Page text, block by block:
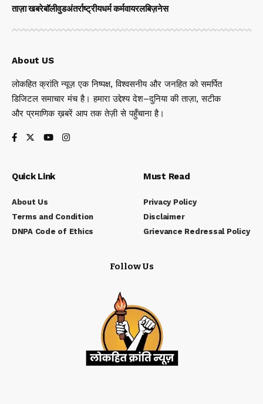
ताज़ा खबरेबॉलीवुडअंतर्राष्ट्रीयधर्म कर्मवायरलबिज़नेस
About US
लोकहित क्रांति न्यूज़ एक निष्पक्ष, विश्वसनीय और जनहित को समर्पित
डिजिटल समाचार मंच है। हमारा उद्देश्य देश–दुनिया की ताज़ा, सटीक
और प्रमाणिक ख़बरें आप तक तेज़ी से पहुँचाना है।
Quick Link
About Us
Terms and Condition
DNPA Code of Ethics
Must Read
Privacy Policy
Disclaimer
Grievance Redressal Policy
Follow Us